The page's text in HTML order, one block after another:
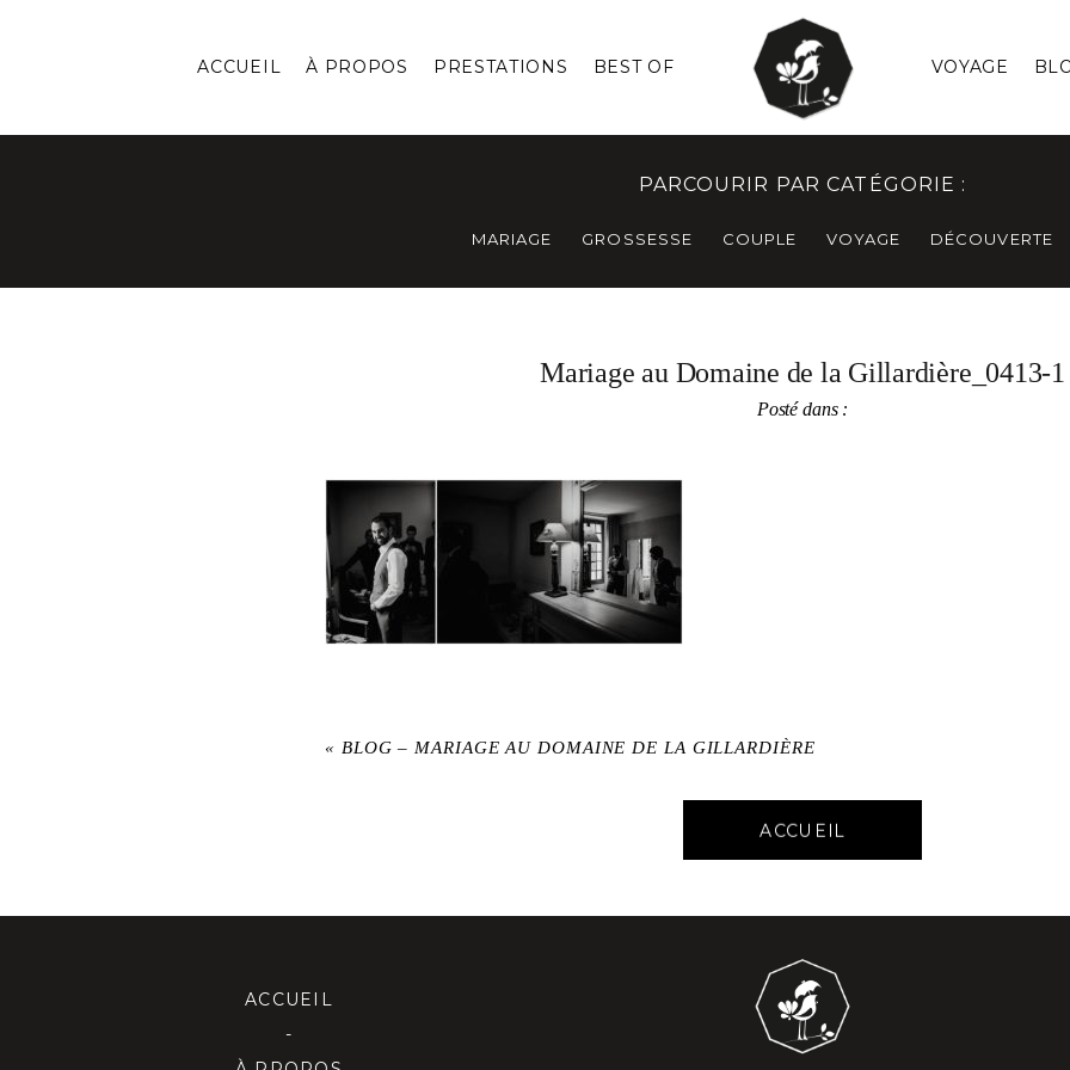
ACCUEIL À PROPOS PRESTATIONS BEST OF VOYAGE
PARCOURIR PAR CATÉGORIE :
MARIAGE GROSSESSE COUPLE VOYAGE DÉCOUVERTE
Mariage au Domaine de la Gillardière_0413-1
Posté dans :
« BLOG – MARIAGE AU DOMAINE DE LA GILLARDIÈRE
ACCUEIL
ACCUEIL
-